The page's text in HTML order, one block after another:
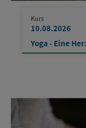
Kurs
10.08.2026
Yoga - Eine